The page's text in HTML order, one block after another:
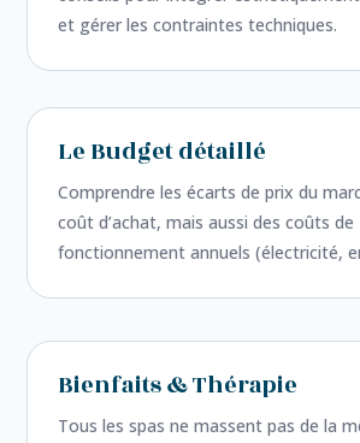
et gérer les contraintes techniques.
Le Budget détaillé
Comprendre les écarts de prix du
coût d’achat, mais aussi des coûts de
fonctionnement annuels (électricité,
Bienfaits & Thérapie
Tous les spas ne massent pas de la